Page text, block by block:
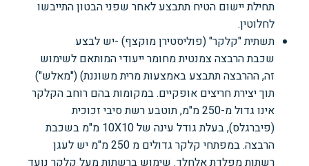
תחילת יישום הטיח תתבצע לאחר שפניהבטון התייבשו
לחלוטין.
תשתית "קלקר" (פוליסטירן מוקצף) -יש לבצע
שכבתהרבצה צמנטית מחומר ייעודי המותאם לשימוש
זה, ההרבצהתתבצע באמצעות מרית משוננת) ("מאלש")
תוך יצירת חריצים אופקיים. במקומות בהם רוחב הקלקר
אינו גדול מ-250 מ"מ,
תוטבע רשת סיבי זכוכית
(פיברגלס), בעלת גודל עינה של 10X10 מ"מ
בשכבת
הרבצה. במפתחי קלקר גדולים מ 250 מ"מ
יש לעגן
רשתות מפלדת אלחלד. שימוש ברשתות מעל קלקר נועד